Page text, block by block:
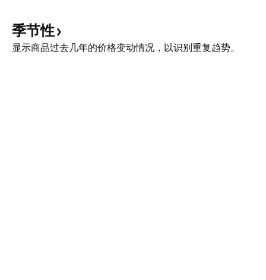
季节性
显示商品过去几年的价格变动情况，以识别重复趋势。